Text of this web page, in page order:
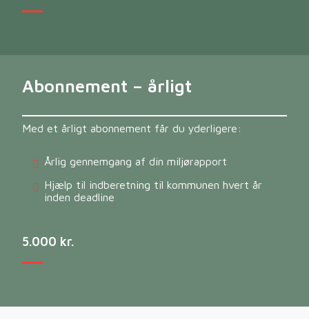
Abonnement – årligt
Med et årligt abonnement får du yderligere:
Årlig gennemgang af din miljørapport
Hjælp til indberetning til kommunen hvert år
inden deadline
5.000 kr.